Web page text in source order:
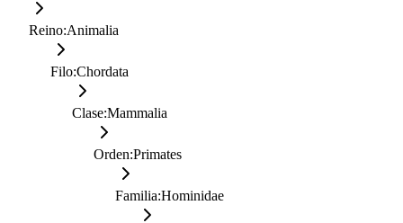
Reino:Animalia
Filo:Chordata
Clase:Mammalia
Orden:Primates
Familia:Hominidae